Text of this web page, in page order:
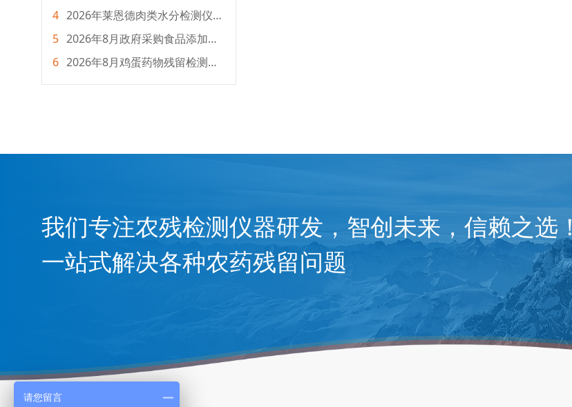
购指南 全流程采购攻略
4 2026年莱恩德肉类水分检测仪怎
么选？选型对比攻略
5 2026年8月政府采购食品添加剂
检测仪选购指南
6 2026年8月鸡蛋药物残留检测仪
我们专注农残检测仪器研发，智创未来，信赖之选！
一站式解决各种农药残留问题
请您留言